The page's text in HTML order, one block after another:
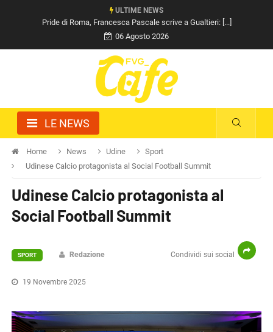
ULTIME NEWS
Pride di Roma, Francesca Pascale scrive a Gualtieri: [...]
06 Agosto 2026
LE NEWS
Home News Udine
Sport
Udinese Calcio protagonista al Social Football Summit
Udinese Calcio protagonista al
Social Football Summit
Condividi sui social
SPORT Redazione
19 Novembre 2025